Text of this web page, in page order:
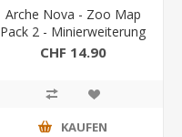
Arche Nova - Zoo Map
Pack 2 - Minierweiterung
CHF 14.90
KAUFEN